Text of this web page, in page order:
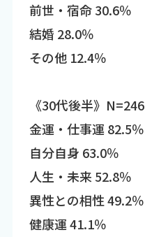
前世・宿命 30.6％
結婚 28.0％
その他 12.4％
《30代後半》N=246
金運・仕事運 82.5％
自分自身 63.0％
人生・未来 52.8％
異性との相性 49.2％
健康運 41.1％